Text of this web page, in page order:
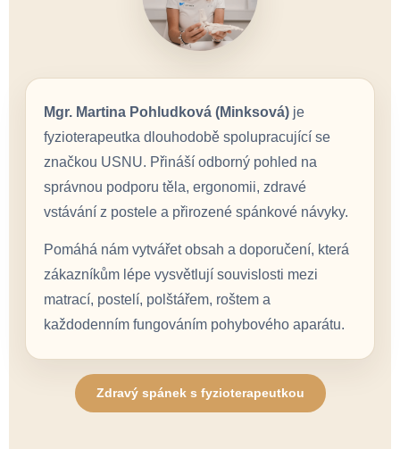
Mgr. Martina Pohludková (Minksová) je
fyzioterapeutka dlouhodobě spolupracující se
značkou USNU. Přináší odborný pohled na
správnou podporu těla, ergonomii, zdravé
vstávání z postele a přirozené spánkové návyky.
Pomáhá nám vytvářet obsah a doporučení, která
zákazníkům lépe vysvětlují souvislosti mezi
matrací, postelí, polštářem, roštem a
každodenním fungováním pohybového aparátu.
Zdravý spánek s fyzioterapeutkou